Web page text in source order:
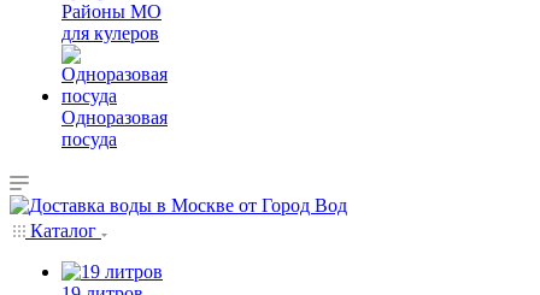
Районы МО
для кулеров
Одноразовая
посуда
Каталог